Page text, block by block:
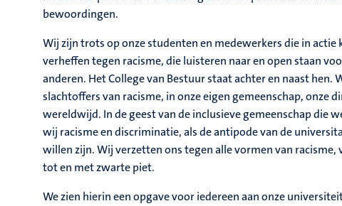
bewoordingen.
Wij zijn trots op onze studenten en medewerkers die in actie
verheffen tegen racisme, die luisteren naar en open staan
anderen. Het College van Bestuur staat achter en naast hen.
slachtoffers van racisme, in onze eigen gemeenschap, onze
wereldwijd. In de geest van de inclusieve gemeenschap die
wij racisme en discriminatie, als de antipode van de
willen zijn. Wij verzetten ons tegen alle vormen van racisme,
tot en met zwarte piet.
We zien hierin een opgave voor iedereen aan onze